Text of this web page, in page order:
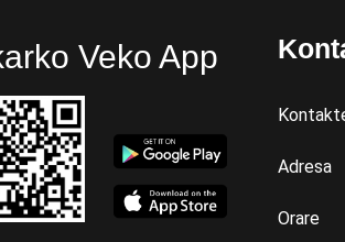
Veko App
Adresa
Orare